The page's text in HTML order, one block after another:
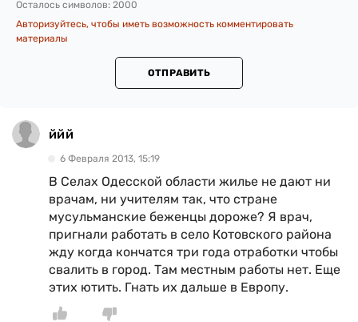
Осталось символов: 2000
Авторизуйтесь, чтобы иметь возможность комментировать
материалы
ОТПРАВИТЬ
ййй
6 Февраля 2013, 15:19
В Селах Одесской области жилье не дают ни
врачам, ни учителям так, что стране
мусульманские беженцы дороже? Я врач,
пригнали работать в село Котовского района
жду когда кончатся три года отработки чтобы
свалить в город. Там местным работы нет. Еще
этих ютить. Гнать их дальше в Европу.